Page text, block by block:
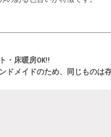
・床暖房OK!!
ドメイドのため、同じものは